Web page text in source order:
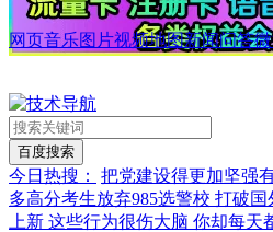
网页音乐图片视频地图新闻问答
今日热搜： 把党建设得更加坚强
多高分考生放弃985选警校 打破国
上新 这些行为很伤大脑 你却每天